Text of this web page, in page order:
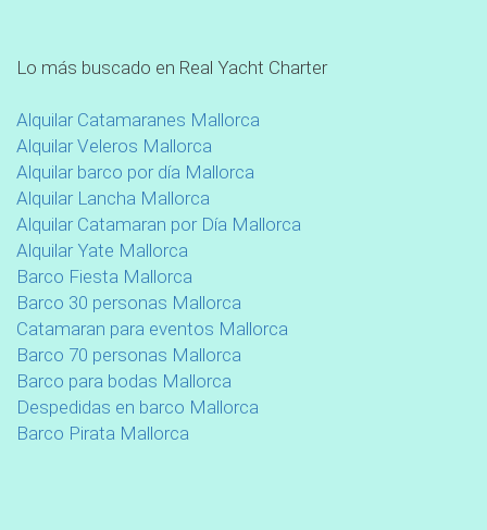
Lo más buscado en Real Yacht Charter
Alquilar Catamaranes Mallorca
Alquilar Veleros Mallorca
Alquilar barco por día Mallorca
Alquilar Lancha Mallorca
Alquilar Catamaran por Día Mallorca
Alquilar Yate Mallorca
Barco Fiesta Mallorca
Barco 30 personas Mallorca
Catamaran para eventos Mallorca
Barco 70 personas Mallorca
Barco para bodas Mallorca
Despedidas en barco Mallorca
Barco Pirata Mallorca